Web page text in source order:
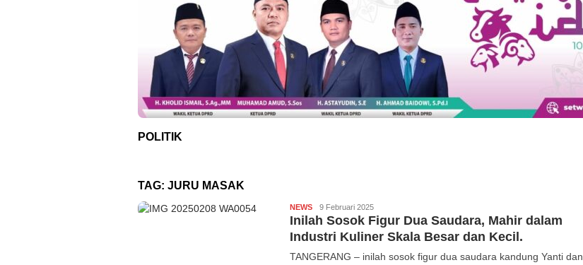
POLITIK
TAG: JURU MASAK
NEWS Redaksi
9 Februari 2025
Inilah Sosok Figur Dua Saudara, Mahir dalam
Industri Kuliner Skala Besar dan Kecil.
TANGERANG – inilah sosok figur dua saudara kandung Yanti dan